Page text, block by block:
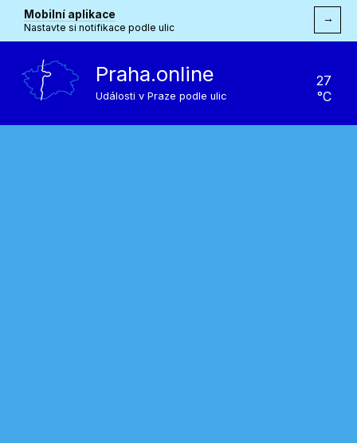
Mobilní aplikace
Nastavte si notifikace podle ulic
→
Praha.online
Události v Praze podle ulic
27
°C